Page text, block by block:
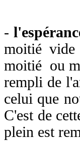
-
moitié vide
moitié ou
rempli de
celui que
C'est de
plein est